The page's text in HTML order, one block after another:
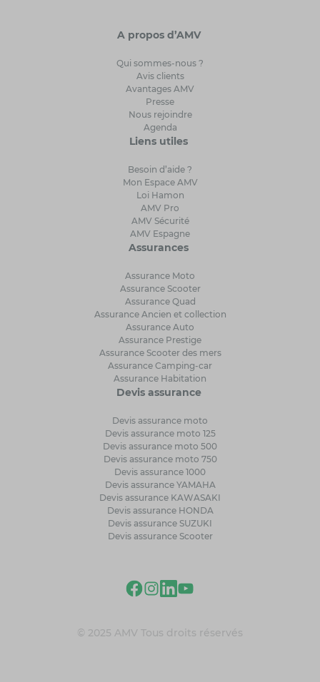
A propos d’AMV
Qui sommes-nous ?
Avis clients
Avantages AMV
Presse
Nous rejoindre
Agenda
Liens utiles
Besoin d’aide ?
Mon Espace AMV
Loi Hamon
AMV Pro
AMV Sécurité
AMV Espagne
Assurances
Assurance Moto
Assurance Scooter
Assurance Quad
Assurance Ancien et collection
Assurance Auto
Assurance Prestige
Assurance Scooter des mers
Assurance Camping-car
Assurance Habitation
Devis assurance
Devis assurance moto
Devis assurance moto 125
Devis assurance moto 500
Devis assurance moto 750
Devis assurance 1000
Devis assurance YAMAHA
Devis assurance KAWASAKI
Devis assurance HONDA
Devis assurance SUZUKI
Devis assurance Scooter
© 2025 AMV Tous droits réservés